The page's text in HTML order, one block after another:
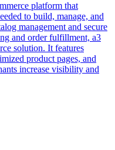
platform that
to build, manage, and
management and secure
and order fulfillment, a3
solution. It features
product pages, and
increase visibility and